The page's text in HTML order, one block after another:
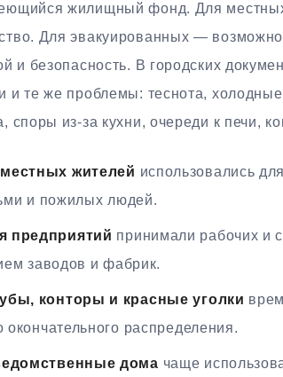
жилищный фонд. Для
Для эвакуированных —
и безопасность. В городских
и те же проблемы: теснота,
споры из-за кухни, очереди к печи,
жителей использовались
и пожилых людей.
предприятий принимали рабочих и
заводов и фабрик.
конторы и красные уголки
распределения.
дома чаще